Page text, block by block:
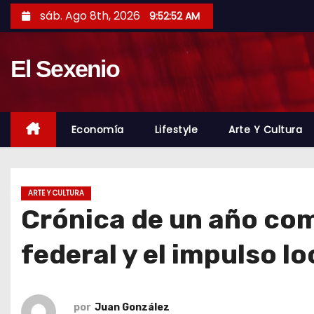
a
l
sáb. Ago 8th, 2026 9:52:54 AM
El Sexenio
Economía Lifestyle Arte Y Cultura
ARTE Y CULTURA
Crónica de un año
federal y el impulso
por Juan González